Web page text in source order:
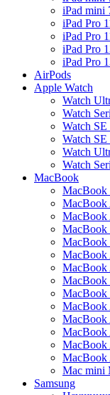
iPad mini
iPad Pro
iPad Pro
iPad Pro
iPad Pro
AirPods
Apple Watch
Watch
Watch
Watch
Watch SE
Watch
Watch
MacBook
MacBook
MacBook
MacBook
MacBook
MacBook
Mac mini
Samsung